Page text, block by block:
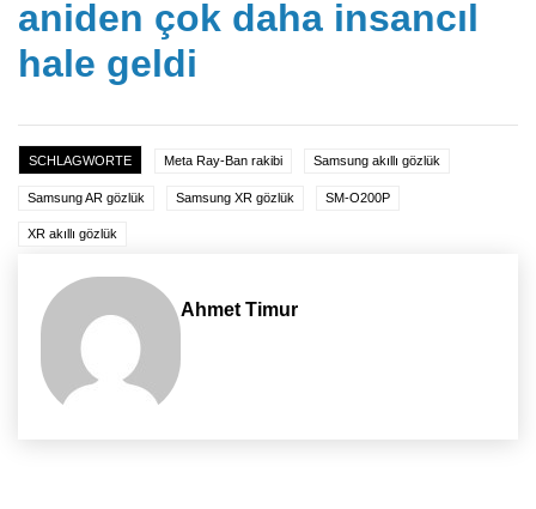
aniden çok daha insancıl
hale geldi
SCHLAGWORTE Meta Ray-Ban rakibi Samsung akıllı gözlük
Samsung AR gözlük Samsung XR gözlük SM-O200P
XR akıllı gözlük
Ahmet Timur